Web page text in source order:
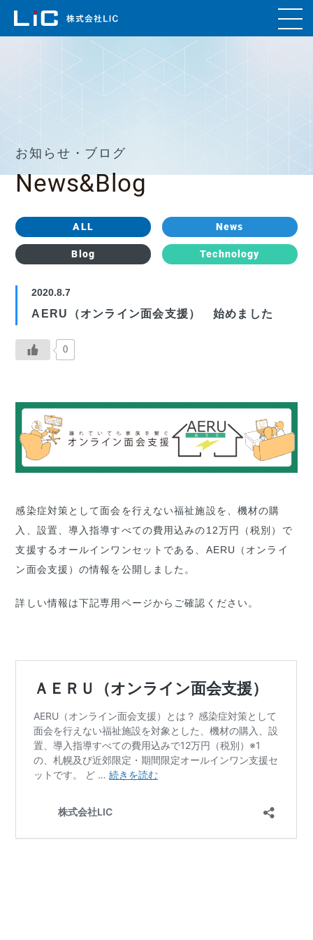
お知らせ・ブログ
News&Blog
ALL News
Blog Technology
2020.8.7
AERU（オンライン面会支援） 始めました
0
感染症対策として面会を行えない福祉施設を、機材の購
入、設置、導入指導すべての費用込みの12万円（税別）で
支援するオールインワンセットである、AERU（オンライ
ン面会支援）の情報を公開しました。
詳しい情報は下記専用ページからご確認ください。